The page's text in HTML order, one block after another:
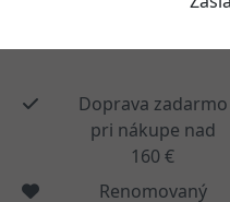
Doprava zadarmo
pri nákupe nad
160 €
Renomovaný